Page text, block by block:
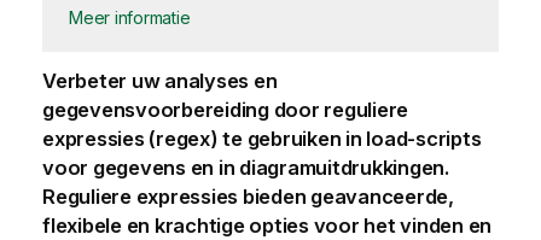
Meer informatie
Verbeter uw analyses en
gegevensvoorbereiding door reguliere
expressies (regex) te gebruiken in load-scripts
voor gegevens en in diagramuitdrukkingen.
Reguliere expressies bieden geavanceerde,
flexibele en krachtige opties voor het vinden en